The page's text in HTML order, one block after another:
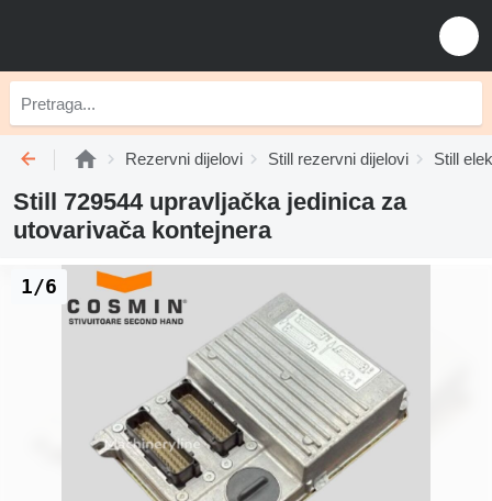
Rezervni dijelovi Still rezervni dijelovi Still
Still 729544 upravljačka jedinica za
utovarivača kontejnera
1/6